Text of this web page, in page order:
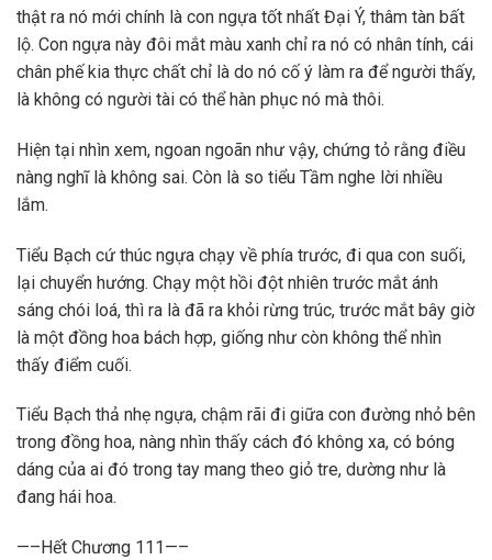
thật ra nó mới chính là con ngựa tốt nhất Đại Ý, thâm tàn bất
lộ. Con ngựa này đôi mắt màu xanh chỉ ra nó có nhân tính, cái
chân phế kia thực chất chỉ là do nó cố ý làm ra để người thấy,
là không có người tài có thể hàn phục nó mà thôi.
Hiện tại nhìn xem, ngoan ngoãn như vậy, chứng tỏ rằng điều
nàng nghĩ là không sai. Còn là so tiểu Tầm nghe lời nhiều
lắm.
Tiểu Bạch cứ thúc ngựa chạy về phía trước, đi qua con suối,
lại chuyển hướng. Chạy một hồi đột nhiên trước mắt ánh
sáng chói loá, thì ra là đã ra khỏi rừng trúc, trước mắt bây giờ
là một đồng hoa bách hợp, giống như còn không thể nhìn
thấy điểm cuối.
Tiểu Bạch thả nhẹ ngựa, chậm rãi đi giữa con đường nhỏ bên
trong đồng hoa, nàng nhìn thấy cách đó không xa, có bóng
dáng của ai đó trong tay mang theo giỏ tre, dường như là
đang hái hoa.
—–Hết Chương 111—–